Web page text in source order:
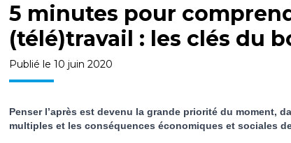
5 minutes pour
(télé)travail : les clés du
Publié le 10 juin 2020
Penser l’après est devenu la grande priorité du moment,
multiples et les conséquences économiques et sociales